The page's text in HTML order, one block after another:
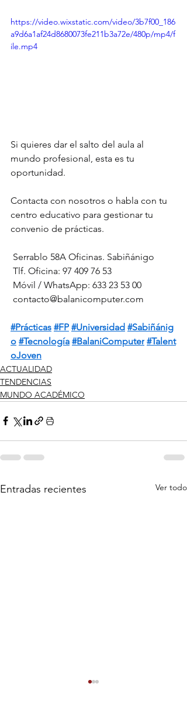
https://video.wixstatic.com/video/3b7f00_186
a9d6a1af24d8680073fe211b3a72e/480p/mp4/f
ile.mp4
Si quieres dar el salto del aula al
mundo profesional, esta es tu
oportunidad.
Contacta con nosotros o habla con tu
centro educativo para gestionar tu
convenio de prácticas.
Serrablo 58A Oficinas. Sabiñánigo
Tlf. Oficina: 97 409 76 53
Móvil / WhatsApp: 633 23 53 00
contacto@balanicomputer.com
#Prácticas #FP #Universidad #Sabiñánig
o #Tecnología #BalaniComputer #Talent
oJoven
ACTUALIDAD
TENDENCIAS
MUNDO ACADÉMICO
Entradas recientes Ver todo